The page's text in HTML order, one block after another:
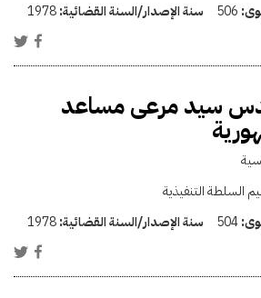
506 سنة الإصدار/السنة القضائية:1978
سيد مرعى مساعد
السلطة التنفيذية
504 سنة الإصدار/السنة القضائية:1978